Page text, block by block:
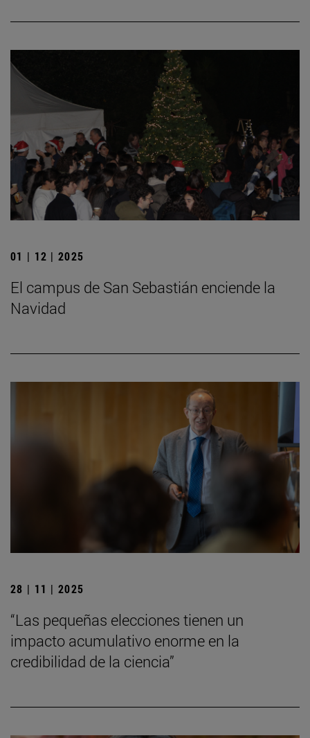
01 | 12 | 2025
El campus de San Sebastián enciende la
Navidad
28 | 11 | 2025
“Las pequeñas elecciones tienen un
impacto acumulativo enorme en la
credibilidad de la ciencia”